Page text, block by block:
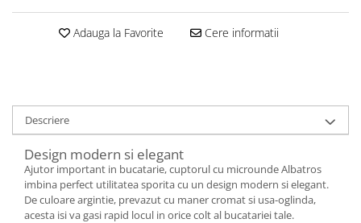
Adauga la Favorite Cere informatii
Descriere
Design modern si elegant
Ajutor important in bucatarie, cuptorul cu microunde Albatros
imbina perfect utilitatea sporita cu un design modern si elegant.
De culoare argintie, prevazut cu maner cromat si usa-oglinda,
acesta isi va gasi rapid locul in orice colt al bucatariei tale.